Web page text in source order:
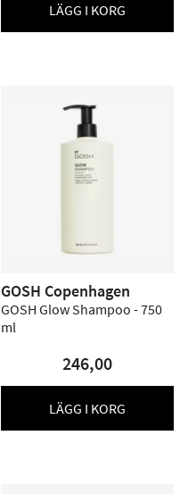
LÄGG I KORG
GOSH Copenhagen
GOSH Glow Shampoo - 750
ml
246,00
LÄGG I KORG